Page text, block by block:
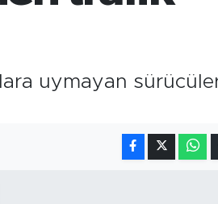
uymayan